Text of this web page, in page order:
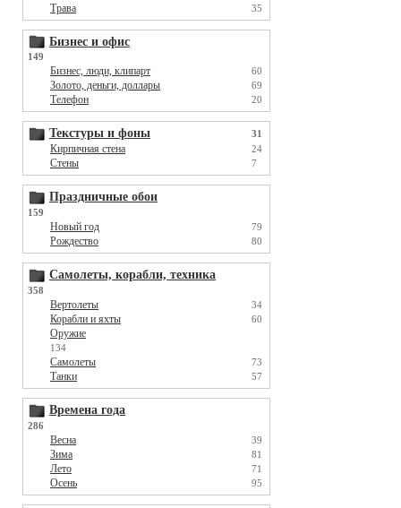
Трава 35
Бизнес и офис
149
Бизнес, люди, клипарт 60
Золото, деньги, доллары 69
Телефон 20
Текстуры и фоны 31
Кирпичная стена 24
Стены 7
Праздничные обои
159
Новый год 79
Рождество 80
Самолеты, корабли, техника
358
Вертолеты 34
Корабли и яхты 60
Оружие
134
Самолеты 73
Танки 57
Времена года
286
Весна 39
Зима 81
Лето 71
Осень 95